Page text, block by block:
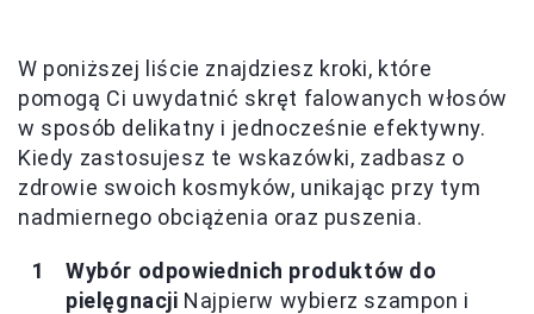
W poniższej liście znajdziesz kroki, które
pomogą Ci uwydatnić skręt falowanych włosów
w sposób delikatny i jednocześnie efektywny.
Kiedy zastosujesz te wskazówki, zadbasz o
zdrowie swoich kosmyków, unikając przy tym
nadmiernego obciążenia oraz puszenia.
Wybór odpowiednich produktów do
pielęgnacji Najpierw wybierz szampon i